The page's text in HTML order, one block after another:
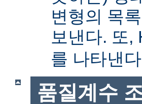
변형의 목
보낸다. 또,
를 나타낸
품질계수